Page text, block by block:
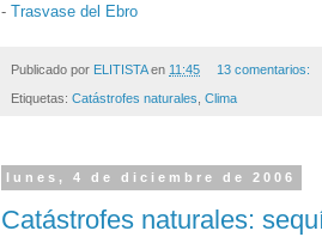
- Trasvase del Ebro
Publicado por ELITISTA en 11:45 13 comentarios:
Etiquetas: Catástrofes naturales Clima
lunes, 4 de diciembre de 2006
Catástrofes naturales: